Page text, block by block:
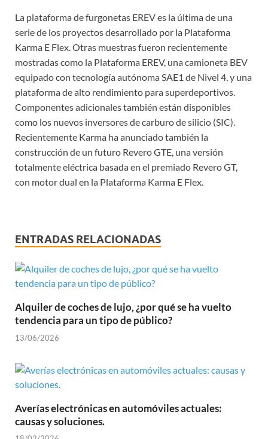
La plataforma de furgonetas EREV es la última de una
serie de los proyectos desarrollado por la Plataforma
Karma E Flex. Otras muestras fueron recientemente
mostradas como la Plataforma EREV, una camioneta BEV
equipado con tecnología autónoma SAE1 de Nivel 4, y una
plataforma de alto rendimiento para superdeportivos.
Componentes adicionales también están disponibles
como los nuevos inversores de carburo de silicio (SIC).
Recientemente Karma ha anunciado también la
construcción de un futuro Revero GTE, una versión
totalmente eléctrica basada en el premiado Revero GT,
con motor dual en la Plataforma Karma E Flex.
ENTRADAS RELACIONADAS
Alquiler de coches de lujo, ¿por qué se ha vuelto
tendencia para un tipo de público?
13/06/2026
Averías electrónicas en automóviles actuales:
causas y soluciones.